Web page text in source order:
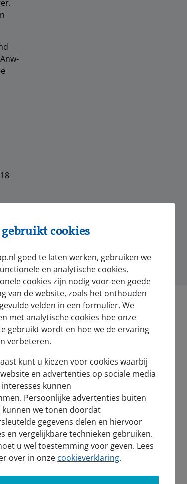
Nieuws
Voor de pers
gebruikt cookies
goed te laten werken, gebruiken we
en analytische cookies.
cookies zijn nodig voor een goede
van de website, zoals het onthouden
velden in een formulier. We
met analytische cookies hoe onze
gebruikt wordt en hoe we de ervaring
verbeteren.
kunt u kiezen voor cookies waarbij
en advertenties op sociale media
interesses kunnen
Persoonlijke advertenties buiten
kunnen we tonen doordat
gegevens delen en hiervoor
en vergelijkbare technieken gebruiken.
u wel toestemming voor geven. Lees
over in onze cookieverklaring.